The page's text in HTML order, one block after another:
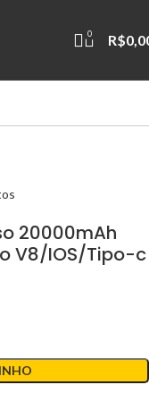
0 R$
20000mAh
V8/IOS/Tipo-c